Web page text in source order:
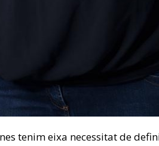
tenim eixa necessitat de